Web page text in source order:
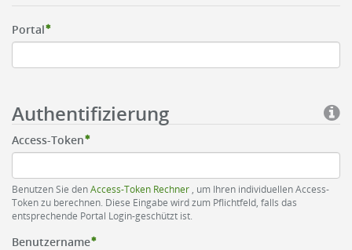
Portal
Authentifizierung
Access-Token
Benutzen Sie denAccess-Token Rechner
, um Ihren individuellen Access-
Token zu berechnen. Diese Eingabe wird zum Pflichtfeld, falls das
entsprechende Portal Login-geschützt ist.
Benutzername